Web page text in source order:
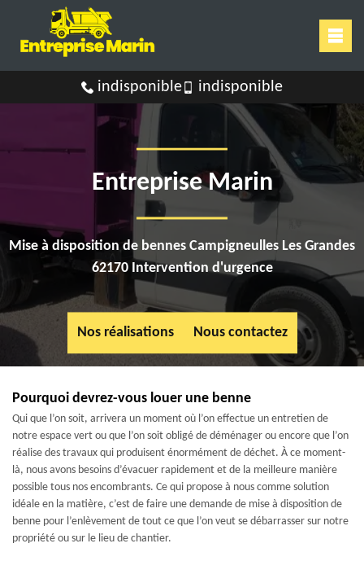
indisponible indisponible
Entreprise Marin
Mise à disposition de bennes Campigneulles Les Grandes
62170 Intervention d'urgence
Nos réalisations Nous contactez
Pourquoi devrez-vous louer une benne
Qui que l’on soit, arrivera un moment où l’on effectue un entretien de
notre espace vert ou que l’on soit obligé de déménager ou encore que l’on
réalise des travaux qui produisent énormément de déchet. À ce moment-
là, nous avons besoins d’évacuer rapidement et de la meilleure manière
possible tous nos encombrants. Ce qui propose à nous comme solution
idéale en la matière, c’est de faire une demande de mise à disposition de
benne pour l’enlèvement de tout ce que l’on veut se débarrasser sur notre
propriété ou sur le lieu de chantier.